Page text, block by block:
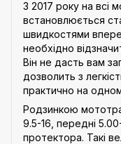
З 2017 року на всі
встановлюється
швидкостями
необхідно
Він не дасть вам
дозволить з
практично на
Родзинкою
9.5-16, передні
протектора. Такі